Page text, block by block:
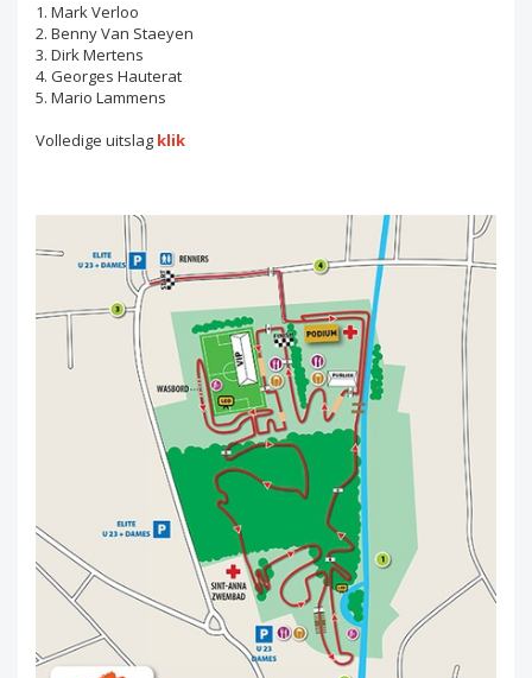
1. Mark Verloo
2. Benny Van Staeyen
3. Dirk Mertens
4. Georges Hauterat
5. Mario Lammens
Volledige uitslag klik